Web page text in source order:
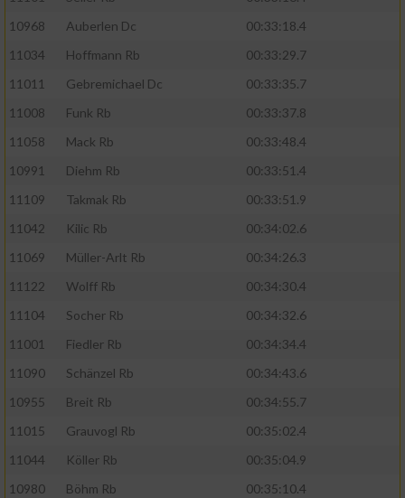
10968
Auberlen Dc
00:33:18.4
11034
Hoffmann Rb
00:33:29.7
11011
Gebremichael Dc
00:33:35.7
11008
Funk Rb
00:33:37.8
11058
Mack Rb
00:33:48.4
10991
Diehm Rb
00:33:51.4
11109
Takmak Rb
00:33:51.9
11042
Kilic Rb
00:34:02.6
11069
Müller-Arlt Rb
00:34:26.3
11122
Wolff Rb
00:34:30.4
11104
Socher Rb
00:34:32.6
11001
Fiedler Rb
00:34:34.4
11090
Schänzel Rb
00:34:43.6
10955
Breit Rb
00:34:55.7
11015
Grauvogl Rb
00:35:02.4
11044
Köller Rb
00:35:04.9
10980
Böhm Rb
00:35:10.4